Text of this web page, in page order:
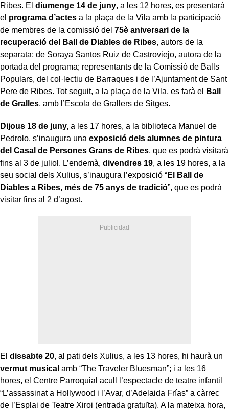
Ribes. El diumenge 14 de juny, a les 12 hores, es presentarà
el programa d’actes a la plaça de la Vila amb la participació
de membres de la comissió del 75è aniversari de la
recuperació del Ball de Diables de Ribes, autors de la
separata; de Soraya Santos Ruiz de Castroviejo, autora de la
portada del programa; representants de la Comissió de Balls
Populars, del col·lectiu de Barraques i de l’Ajuntament de Sant
Pere de Ribes. Tot seguit, a la plaça de la Vila, es farà el
Ball
de Gralles, amb l’Escola de Grallers de Sitges.
Dijous 18 de juny, a les 17 hores, a la biblioteca Manuel de
Pedrolo, s’inaugura una exposició dels alumnes de pintura
del Casal de Persones Grans de Ribes, que es podrà visitarà
fins al 3 de juliol. L’endemà, divendres 19, a les 19 hores, a la
seu social dels Xulius, s’inaugura l’exposició “El Ball de
Diables a Ribes, més de 75 anys de tradició”, que es podrà
visitar fins al 2 d’agost.
El dissabte 20, al pati dels Xulius, a les 13 hores, hi haurà un
vermut musical amb “The Traveler Bluesman”; i a les 16
hores, el Centre Parroquial acull l’espectacle de teatre infantil
“L’assassinat a Hollywood i l’Avar, d’Adelaida Frías” a càrrec
de l’Esplai de Teatre Xiroi (entrada gratuïta). A la mateixa hora,